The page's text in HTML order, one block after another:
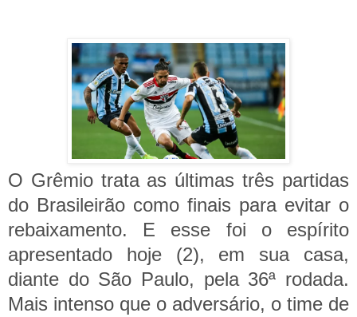
O Grêmio trata as últimas três partidas
do Brasileirão como finais para evitar o
rebaixamento. E esse foi o espírito
apresentado hoje (2), em sua casa,
diante do São Paulo, pela 36ª rodada.
Mais intenso que o adversário, o time de